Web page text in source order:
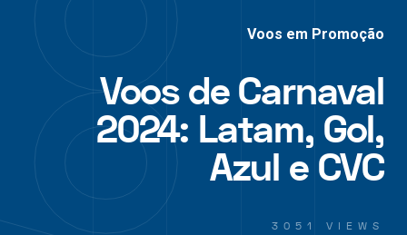
Voos em Promoção
Voos de Carnaval
2024: Latam, Gol,
Azul e CVC
3051 VIEWS